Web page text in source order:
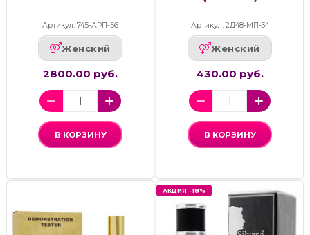
Артикул: 745-АРП-56
Женский
2800.00 руб.
В КОРЗИНУ
Артикул: 2Д48-МП-34
Женский
430.00 руб.
В КОРЗИНУ
АКЦИЯ -18%